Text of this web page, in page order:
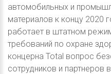
автомобильных и
материалов к концу 2020
работает в штатном
требований по охране
концерна Total вопрос
сотрудников и партнеров